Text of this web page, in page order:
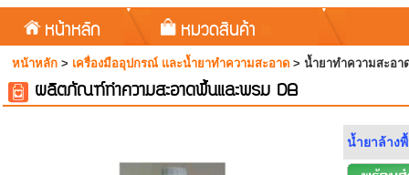
หน้าหลัก หมวดสินค้า
หน้าหลัก > เครื่องมืออุปกรณ์ และน้ำยาทำความสะอาด > น้ำยาทำความสะอ
ผลิตภัณฑ์ทำความสะอาดพื้นและพรม DB
น้ำยาล้าง